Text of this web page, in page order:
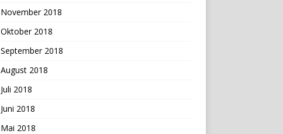
November 2018
Oktober 2018
September 2018
August 2018
Juli 2018
Juni 2018
Mai 2018